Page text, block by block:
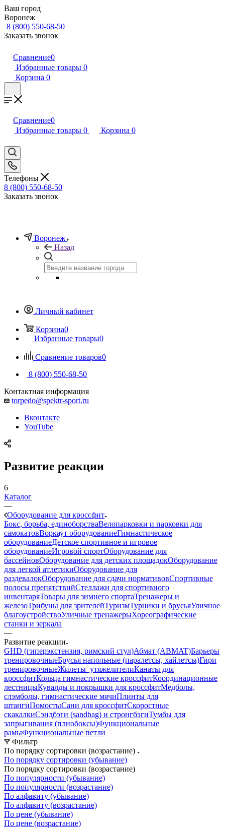
Ваш город
Воронеж
8 (800) 550-68-50
Заказать звонок
Сравнение0
Избранные товары 0
Корзина 0
Сравнение0
Избранные товары 0 Корзина 0
Телефоны
8 (800) 550-68-50
Заказать звонок
Воронеж
Назад
Личный кабинет
Корзина0
Избранные товары0
Сравнение товаров0
8 (800) 550-68-50
Контактная информация
torpedo@spektr-sport.ru
Вконтакте
YouTube
Развитие реакции
6
Каталог
—
Оборудование для кроссфит
Бокс, борьба, единоборстваВелопарковки и парковки для
самокатовВоркаут оборудованиеГимнастическое
оборудованиеДетское спортивное и игровое
оборудованиеИгровой спортОборудование для
бассейновОборудование для детских площадокОборудование
для легкой атлетикиОборудование для
раздевалокОборудование для сдачи нормативовСпортивные
полосы препятствийСтеллажи для спортивного
инвентаряТовары для зимнего спортаТренажеры и
железоТрибуны для зрителейТуризмТурники и брусьяУличное
благоустройствоУличные тренажерыХореографические
станки и зеркала
—
Развитие реакции
GHD (гиперэкстензия, римский стул)Абмат (ABMAT)Барьеры
тренировочныеБрусья напольные (паралетсы, хайлетсы)Гири
тренировочныеЖилеты–утяжелителиКанаты для
кроссфитКольца гимнастические кроссфитКоординационные
лестницыКувалды и покрышки для кроссфитМедболы,
слэмболы, гимнастические мячиПлинты для
штангиПомостыСани для кроссфитСкоростные
скакалкиСэндбэги (sandbag) и стронгбэгиТумбы для
запрыгивания (плиобоксы)Функциональные
рамыФункциональные петли
Фильтр
По порядку сортировки (возрастание)
По порядку сортировки (убывание)
По порядку сортировки (возрастание)
По популярности (убывание)
По популярности (возрастание)
По алфавиту (убывание)
По алфавиту (возрастание)
По цене (убывание)
По цене (возрастание)